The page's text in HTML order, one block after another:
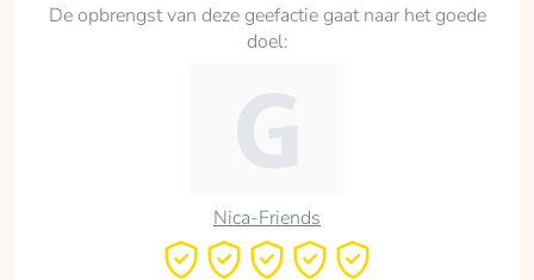
De opbrengst van deze geefactie gaat naar het goede
doel:
Nica-Friends